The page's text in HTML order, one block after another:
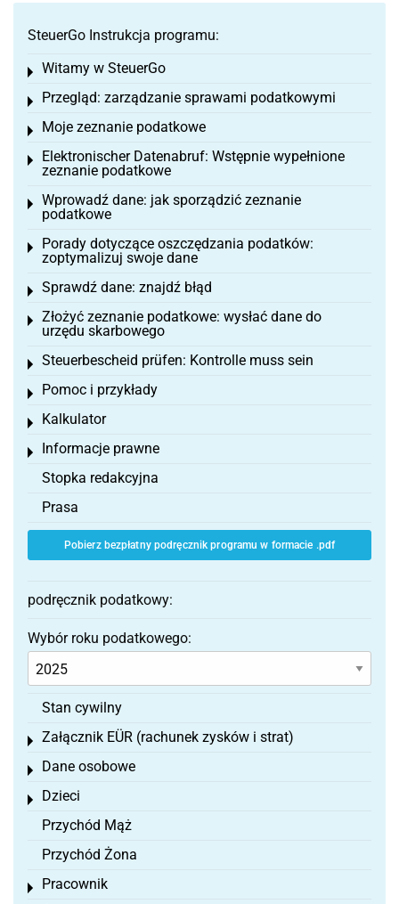
SteuerGo Instrukcja programu:
Witamy w SteuerGo
Toggle menu
Przegląd: zarządzanie sprawami podatkowymi
Toggle menu
Moje zeznanie podatkowe
Toggle menu
Elektronischer Datenabruf: Wstępnie wypełnione
zeznanie podatkowe
Toggle menu
Wprowadź dane: jak sporządzić zeznanie
podatkowe
Toggle menu
Porady dotyczące oszczędzania podatków:
zoptymalizuj swoje dane
Toggle menu
Sprawdź dane: znajdź błąd
Toggle menu
Złożyć zeznanie podatkowe: wysłać dane do
urzędu skarbowego
Toggle menu
Steuerbescheid prüfen: Kontrolle muss sein
Toggle menu
Pomoc i przykłady
Toggle menu
Kalkulator
Toggle menu
Informacje prawne
Toggle menu
Stopka redakcyjna
Prasa
Pobierz bezpłatny podręcznik programu w formacie .pdf
podręcznik podatkowy:
Wybór roku podatkowego:
Stan cywilny
Załącznik EÜR (rachunek zysków i strat)
Toggle menu
Dane osobowe
Toggle menu
Dzieci
Toggle menu
Przychód Mąż
Przychód Żona
Pracownik
Toggle menu